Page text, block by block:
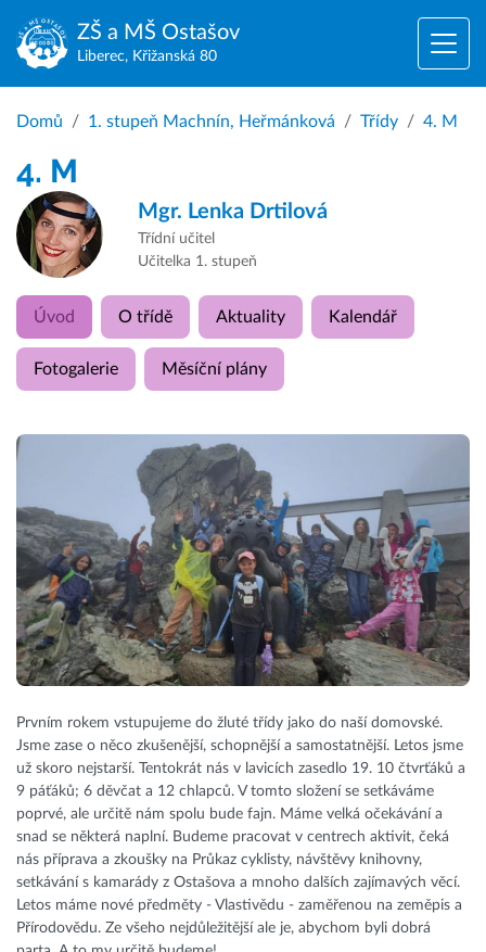
ZŠ a MŠ Ostašov
Liberec, Křižanská 80
Domů 1. stupeň Machnín, Heřmánková Třídy 4. M
4. M
Mgr. Lenka Drtilová
Třídní učitel
Učitelka 1. stupeň
Úvod O třídě Aktuality Kalendář
Fotogalerie Měsíční plány
Prvním rokem vstupujeme do žluté třídy jako do naší domovské.
Jsme zase o něco zkušenější, schopnější a samostatnější. Letos jsme
už skoro nejstarší. Tentokrát nás v lavicích zasedlo 19. 10 čtvrťáků a
9 páťáků; 6 děvčat a 12 chlapců. V tomto složení se setkáváme
poprvé, ale určitě nám spolu bude fajn. Máme velká očekávání a
snad se některá naplní. Budeme pracovat v centrech aktivit, čeká
nás příprava a zkoušky na Průkaz cyklisty, návštěvy knihovny,
setkávání s kamarády z Ostašova a mnoho dalších zajímavých věcí.
Letos máme nové předměty - Vlastivědu - zaměřenou na zeměpis a
Přírodovědu. Ze všeho nejdůležitější ale je, abychom byli dobrá